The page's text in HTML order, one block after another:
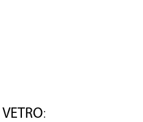
VETRO: